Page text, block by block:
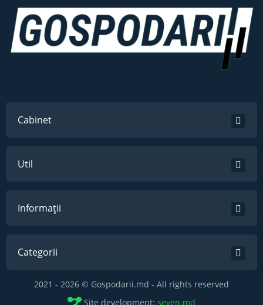
Cabinet
Util
Informații
Categorii
2021 - 2026 © Gospodarii.md - All rights reserved
Site development: seven.md